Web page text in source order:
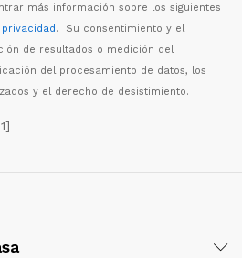
más información sobre los siguientes
. Su consentimiento y el
ón de resultados o medición del
ón del procesamiento de datos, los
y el derecho de desistimiento.